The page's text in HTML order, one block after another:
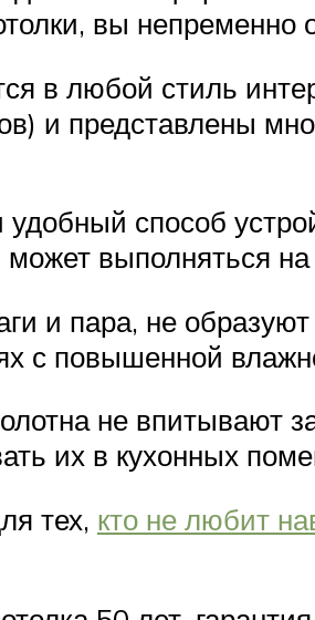
вы непременно
в любой стиль
и представлены
способ
может выполняться
и пара, не
с повышенной
не впитывают
их в кухонных
тех, кто не любит